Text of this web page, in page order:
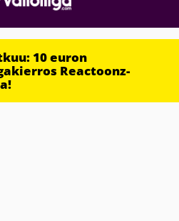
10 euron
Reactoonz-